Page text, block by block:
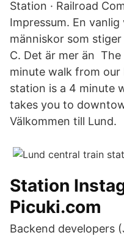
Station · Railroad
Impressum. En
människor som
C. Det är mer än The
minute walk from
station is a 4 minute
takes you to
Välkommen till Lund.
Station
Picuki.com
Backend developers